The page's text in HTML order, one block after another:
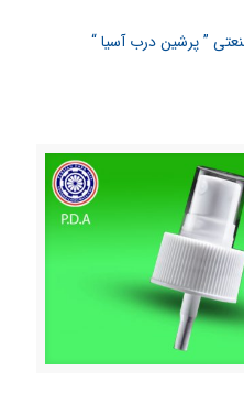
” پرشین درب آسیا “